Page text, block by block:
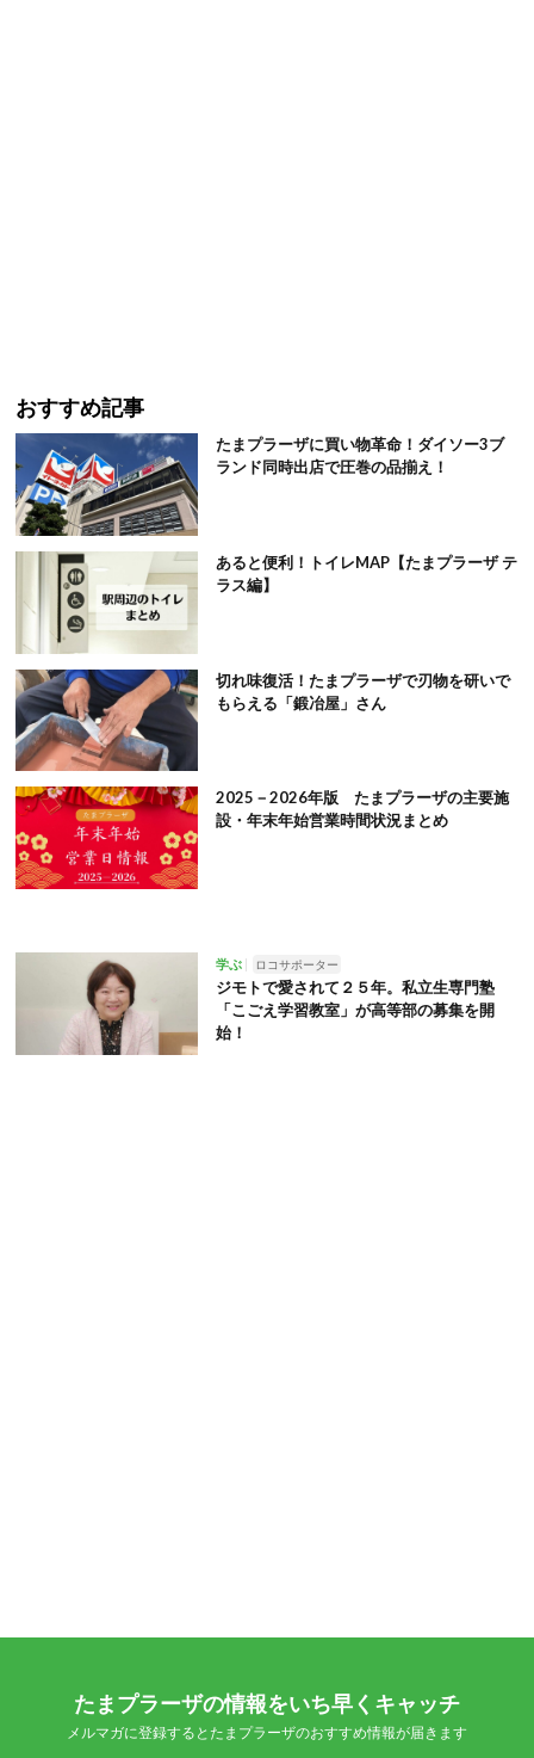
おすすめ記事
たまプラーザに買い物革命！ダイソー3ブ
ランド同時出店で圧巻の品揃え！
あると便利！トイレMAP【たまプラーザ テ
ラス編】
切れ味復活！たまプラーザで刃物を研いで
もらえる「鍛冶屋」さん
2025－2026年版 たまプラーザの主要施
設・年末年始営業時間状況まとめ
学ぶ ロコサポーター
ジモトで愛されて２５年。私立生専門塾
「こごえ学習教室」が高等部の募集を開
始！
たまプラーザの情報をいち早くキャッチ
メルマガに登録するとたまプラーザのおすすめ情報が届きます